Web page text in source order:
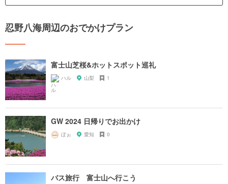
忍野八海周辺のおでかけプラン
富士山芝桜&ホットスポット巡礼
ハル 山梨 1
GW 2024 日帰りでお出かけ
ぽぉ 愛知 0
バス旅行 富士山へ行こう